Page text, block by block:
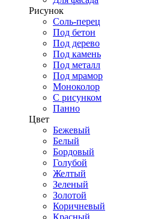
Рисунок
Соль-перец
Под бетон
Под дерево
Под камень
Под металл
Под мрамор
Моноколор
С рисунком
Панно
Цвет
Бежевый
Белый
Бордовый
Голубой
Желтый
Зеленый
Золотой
Коричневый
Красный